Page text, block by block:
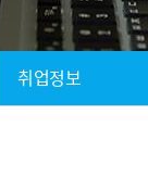
취업정보